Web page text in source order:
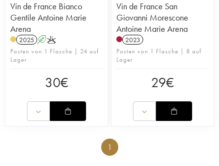
Vin de France Bianco
Gentile Antoine Marie
Arena
2025 AK
Posten von 1 Flasche | 24 auf
Lager
30€
Vin de France San
Giovanni Morescone
Antoine Marie Arena
2023
Posten von 1 Flasche | 8 auf
Lager
29€
1